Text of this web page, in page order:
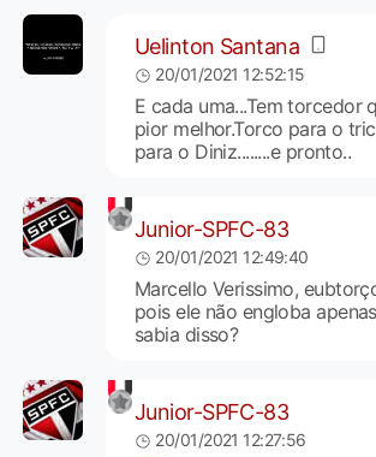
Uelinton Santana
20/01/2021 12:52:15
E cada uma...Tem torcedor
pior melhor.Torco para o
para o Diniz........e pronto..
Junior-SPFC-83
20/01/2021 12:49:40
Marcello Verissimo,
pois ele não engloba
sabia disso?
Junior-SPFC-83
20/01/2021 12:27:56